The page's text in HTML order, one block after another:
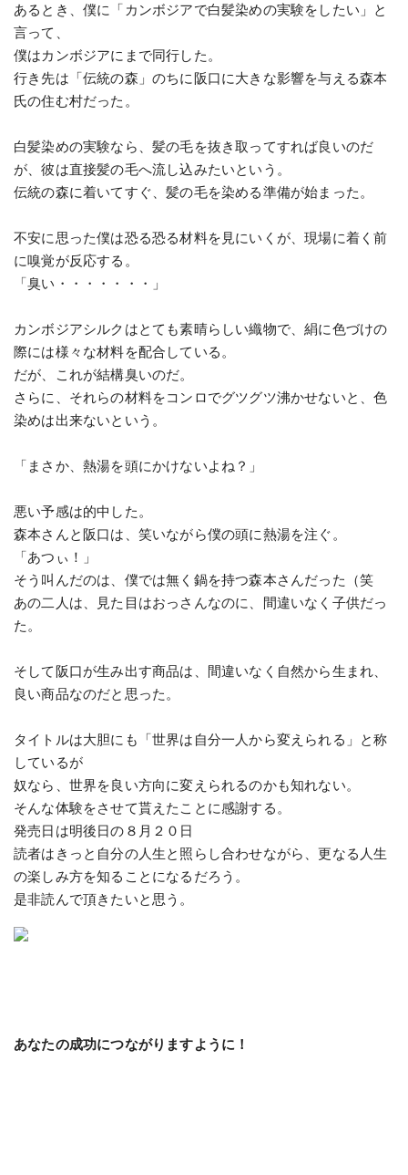
あるとき、僕に「カンボジアで白髪染めの実験をしたい」と
言って、
僕はカンボジアにまで同行した。
行き先は「伝統の森」のちに阪口に大きな影響を与える森本
氏の住む村だった。
白髪染めの実験なら、髪の毛を抜き取ってすれば良いのだ
が、彼は直接髪の毛へ流し込みたいという。
伝統の森に着いてすぐ、髪の毛を染める準備が始まった。
不安に思った僕は恐る恐る材料を見にいくが、現場に着く前
に嗅覚が反応する。
「臭い・・・・・・・」
カンボジアシルクはとても素晴らしい織物で、絹に色づけの
際には様々な材料を配合している。
だが、これが結構臭いのだ。
さらに、それらの材料をコンロでグツグツ沸かせないと、色
染めは出来ないという。
「まさか、熱湯を頭にかけないよね？」
悪い予感は的中した。
森本さんと阪口は、笑いながら僕の頭に熱湯を注ぐ。
「あつぃ！」
そう叫んだのは、僕では無く鍋を持つ森本さんだった（笑
あの二人は、見た目はおっさんなのに、間違いなく子供だっ
た。
そして阪口が生み出す商品は、間違いなく自然から生まれ、
良い商品なのだと思った。
タイトルは大胆にも「世界は自分一人から変えられる」と称
しているが
奴なら、世界を良い方向に変えられるのかも知れない。
そんな体験をさせて貰えたことに感謝する。
発売日は明後日の８月２０日
読者はきっと自分の人生と照らし合わせながら、更なる人生
の楽しみ方を知ることになるだろう。
是非読んで頂きたいと思う。
あなたの成功につながりますように！